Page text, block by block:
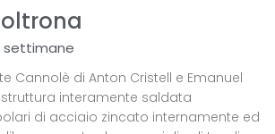
settimane
Cannolè di Anton Cristell e Emanuel
interamente saldata
di acciaio zincato internamente ed